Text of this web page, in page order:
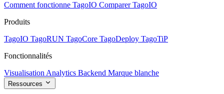
Comment fonctionne TagoIO Comparer TagoIO
Produits
TagoIO TagoRUN TagoCore TagoDeploy TagoTiP
Fonctionnalités
Visualisation Analytics Backend Marque blanche
Ressources